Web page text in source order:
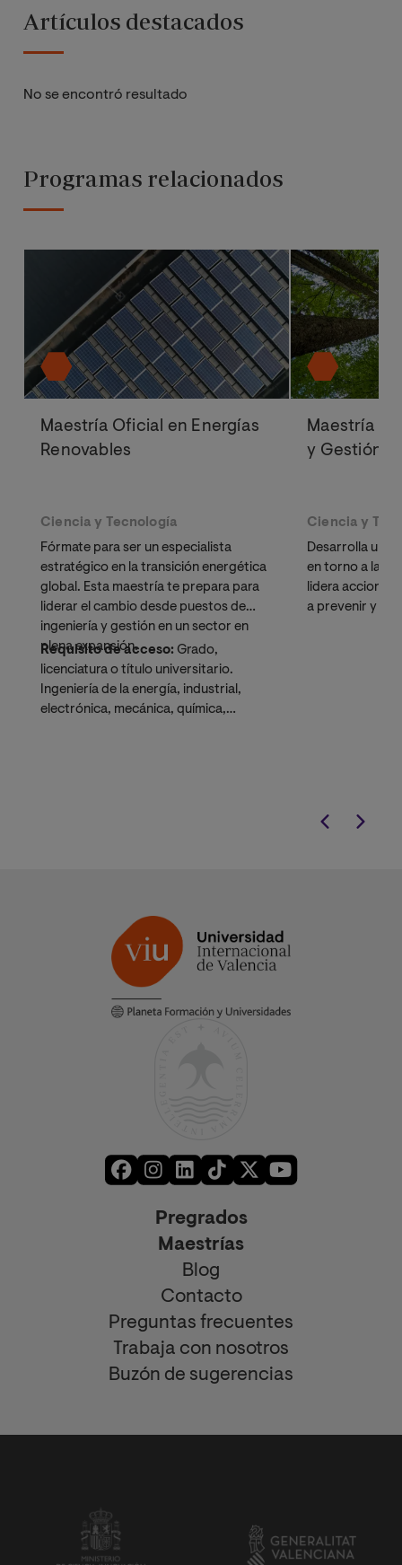
Artículos destacados
No se encontró resultado
Programas relacionados
Maestría Oficial en Energías
Renovables
Ciencia y Tecnología
Fórmate para ser un especialista
estratégico en la transición energética
global. Esta maestría te prepara para
liderar el cambio desde puestos de
ingeniería y gestión en un sector en
plena expansión.
Requisito de acceso: Grado,
licenciatura o título universitario.
Ingeniería de la energía, industrial,
electrónica, mecánica, química,
Maestría
y Gestión
Ciencia y
Desarrolla una
en torno a la
lidera acciones
a prevenir y
Pregrados
Maestrías
Blog
Contacto
Preguntas frecuentes
Trabaja con nosotros
Buzón de sugerencias